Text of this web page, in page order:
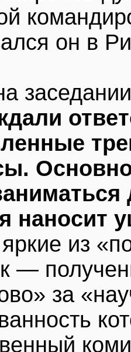
он в
наносит
из
—
за